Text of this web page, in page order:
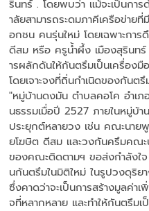
รินทร์ . โดยพบว่า แม้จะเป็นการ
าลัยสามารถระดมภาคีเครือข่าย
อกชน คนรุ่นใหม่ โดยเฉพาะกา
ดีสม หรือ ครูน้ำผึ้ง เมืองสุรินทร์
ารผลักดันให้กันตรึมเป็นเครื่องมื
โดยเจาะจงที่ถิ่นกำเนิดของกันต
"หมู่บ้านดงมัน ตำบลคอโค อำเ
นธรรมเมื่อปี 2527 ภายในหมู่บ้
ประยุกต์หลายวง เช่น คณะนา
ยโฆษิต ดีสม และวงกันครึมคณะ
ของคณะติดตามฯ ขอส่งกำลังใจ
นกันตรึมในมิติใหม่ ในรูปวงดุริ
ซึ่งคาดว่าจะเป็นการสร้างมูลค่า
จที่หลากหลาย และทำให้กันตรึม